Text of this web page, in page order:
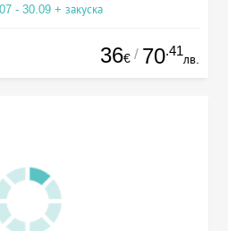
- 30.09 + закуска
36€ / 70.41
лв.